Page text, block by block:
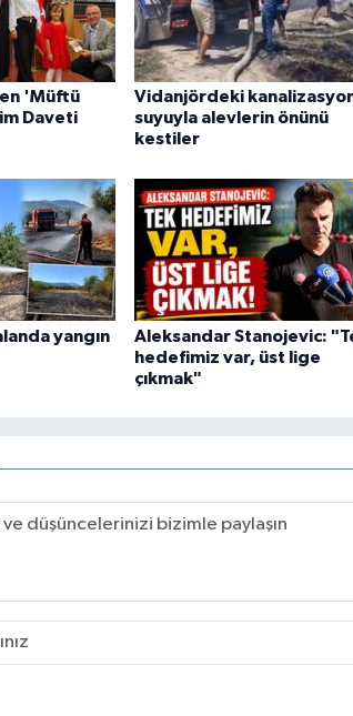
'Müftü
Daveti
Vidanjördeki
suyuyla alevlerin önünü
kestiler
yangın
Aleksandar Stanojevic:
hedefimiz var, üst lige
çıkmak"